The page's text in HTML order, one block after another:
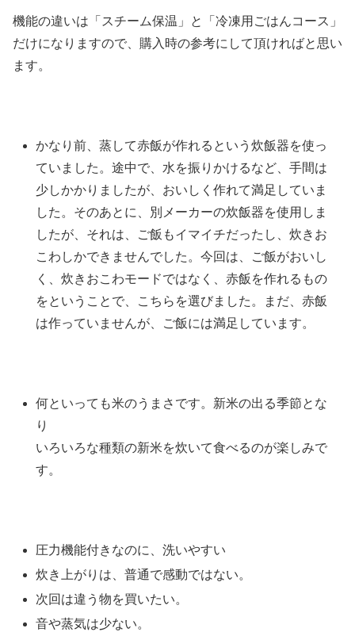
機能の違いは「スチーム保温」と「冷凍用ごはんコース」
だけになりますので、購入時の参考にして頂ければと思い
ます。
かなり前、蒸して赤飯が作れるという炊飯器を使っ
ていました。途中で、水を振りかけるなど、手間は
少しかかりましたが、おいしく作れて満足していま
した。そのあとに、別メーカーの炊飯器を使用しま
したが、それは、ご飯もイマイチだったし、炊きお
こわしかできませんでした。今回は、ご飯がおいし
く、炊きおこわモードではなく、赤飯を作れるもの
をということで、こちらを選びました。まだ、赤飯
は作っていませんが、ご飯には満足しています。
何といっても米のうまさです。新米の出る季節とな
り
いろいろな種類の新米を炊いて食べるのが楽しみで
す。
圧力機能付きなのに、洗いやすい
炊き上がりは、普通で感動ではない。
次回は違う物を買いたい。
音や蒸気は少ない。